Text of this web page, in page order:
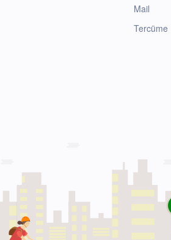
Mail
Tercüme